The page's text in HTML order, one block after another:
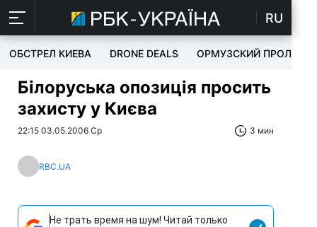
RU
ОБСТРЕЛ КИЕВА DRONE DEALS ОРМУЗСКИЙ ПРОЛИВ
Білоруська опозиція просить
захисту у Києва
22:15 03.05.2006 Ср 3 мин
RBC.UA
Не трать время на шум! Читай только